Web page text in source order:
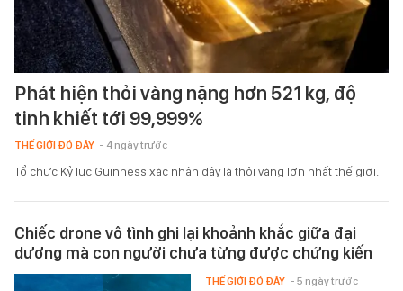
Phát hiện thỏi vàng nặng hơn 521 kg, độ
tinh khiết tới 99,999%
THẾ GIỚI ĐÓ ĐÂY - 4 ngày trước
Tổ chức Kỷ lục Guinness xác nhận đây là thỏi vàng lớn nhất thế giới.
Chiếc drone vô tình ghi lại khoảnh khắc giữa đại
dương mà con người chưa từng được chứng kiến
THẾ GIỚI ĐÓ ĐÂY - 5 ngày trước